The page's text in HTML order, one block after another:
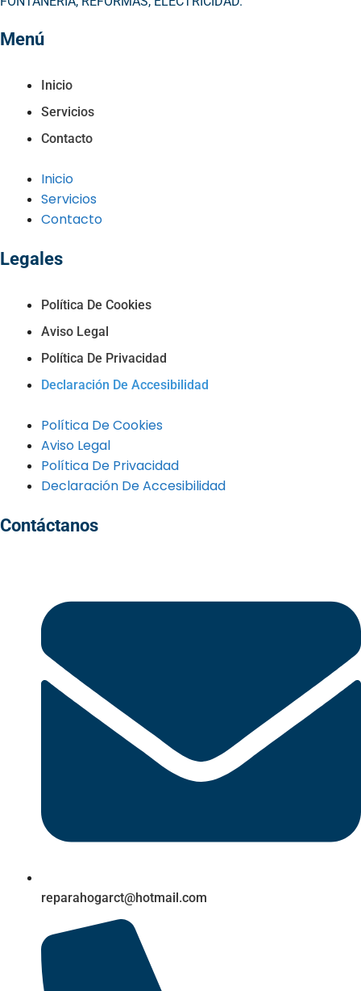
Menú
Inicio
Servicios
Contacto
Inicio
Servicios
Contacto
Legales
Política De Cookies
Aviso Legal
Política De Privacidad
Declaración De Accesibilidad
Política De Cookies
Aviso Legal
Política De Privacidad
Declaración De Accesibilidad
Contáctanos
reparahogarct@hotmail.com